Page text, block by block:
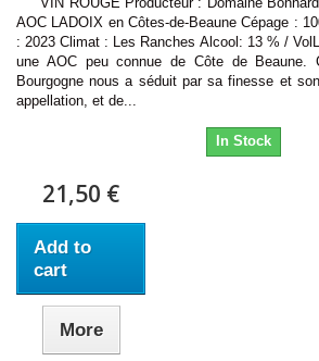
AOC LADOIX en Côtes-de-Beaune Cépage :
: 2023 Climat : Les Ranches Alcool: 13 % /
une AOC peu connue de Côte de Beaune.
Bourgogne nous a séduit par sa finesse et
appellation, et de...
In Stock
21,50 €
Add to
cart
More